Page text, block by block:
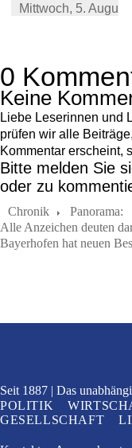
Mittwoch, 5. August
0
Keine
Liebe Leserinnen und
prüfen wir alle
Kommentar erscheint,
Bitte melden Sie
oder zu
Chronik
Panorama:
Alle Anzeichen deuten
Bayerhofen hat neuen
Seit 1887 Das
POLITIK
GESELLSCHAFT